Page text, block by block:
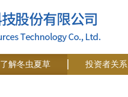
了解冬虫夏草 投资者关系